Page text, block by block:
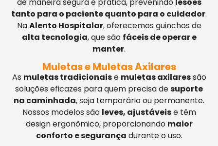
tanto para o paciente quanto para o cuidador.
NaAlento Hospitalar, oferecemos guinchos de
alta tecnologia, que são fáceis de operar e
manter.
Muletas e Muletas Axilares
As muletas tradicionaise muletas axilaressão
soluções eficazes para quem precisa desuporte
na caminhada, seja temporário ou permanente.
Nossos modelos são leves, ajustáveise têm
design ergonômico, proporcionando maior
conforto e segurança durante o uso.